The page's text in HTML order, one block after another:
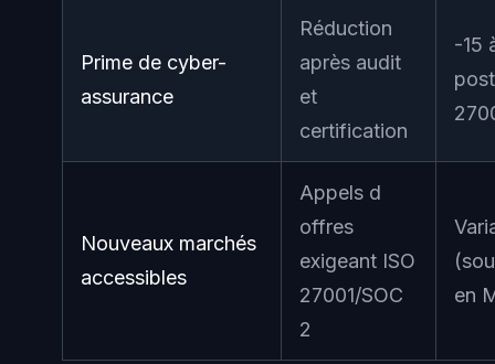
Prime de cyber-
assurance
Réduction
après audit
et
certification
-15
Nouveaux marchés
accessibles
Appels d
offres
exigeant ISO
27001/SOC
2
en